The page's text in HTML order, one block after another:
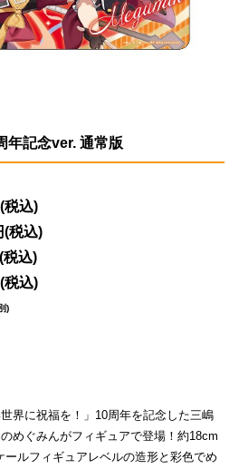
年記念ver. 通常版
税込)
(税込)
税込)
税込)
)
界に祝福を！」10周年を記念した三嶋
めぐみんがフィギュアで登場！約18cm
ールフィギュアレベルの造形と彩色でめ